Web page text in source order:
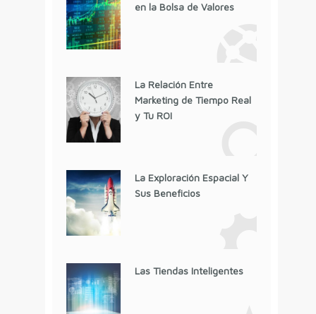
en la Bolsa de Valores
La Relación Entre
Marketing de Tiempo Real
y Tu ROI
La Exploración Espacial Y
Sus Beneficios
Las Tiendas Inteligentes